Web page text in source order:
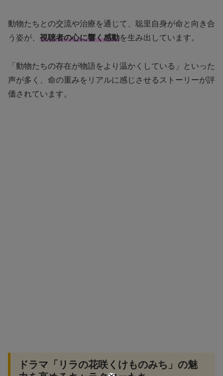
動物たちとの交流や治療を通じて、聡里自身が命と向き合
う姿が、 視聴者の心に響く感動を生み出しています。
「動物たちの存在が物語をより温かくしている」といった
声が多く、命の重みをリアルに感じさせるストーリーが評
価されています。
ドラマ「リラの花咲くけものみち」の魅